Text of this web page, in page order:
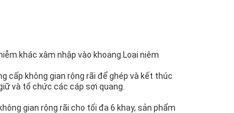
khác xâm nhập vào khoang.Loại niêm
cấp không gian rộng rãi để ghép và kết thúc
và tổ chức các cáp sợi quang.
gian rộng rãi cho tối đa 6 khay, sản phẩm